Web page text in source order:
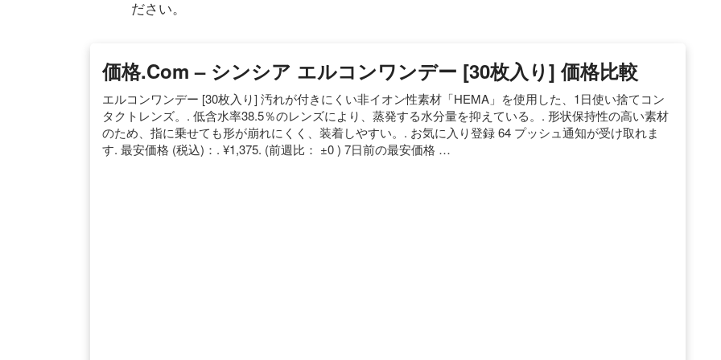
ださい。
価格.com – シンシア エルコンワンデー [30枚入り] 価格比較
エルコンワンデー [30枚入り] 汚れが付きにくい非イオン性素材「HEMA」を使用した、1日使い捨てコン
タクトレンズ。. 低含水率38.5％のレンズにより、蒸発する水分量を抑えている。. 形状保持性の高い素材
のため、指に乗せても形が崩れにくく、装着しやすい。. お気に入り登録 64 プッシュ通知が受け取れま
す. 最安価格 (税込)：. ¥1,375. (前週比： ±0 ) 7日前の最安価格 …